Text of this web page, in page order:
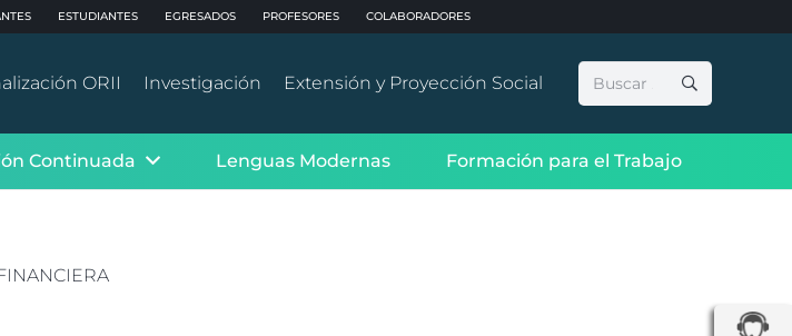
ESTUDIANTES EGRESADOS PROFESORES COLABORADORES
ORII Investigación Extensión y Proyección Social Buscar:
Continuada Lenguas Modernas Formación para el Trabajo